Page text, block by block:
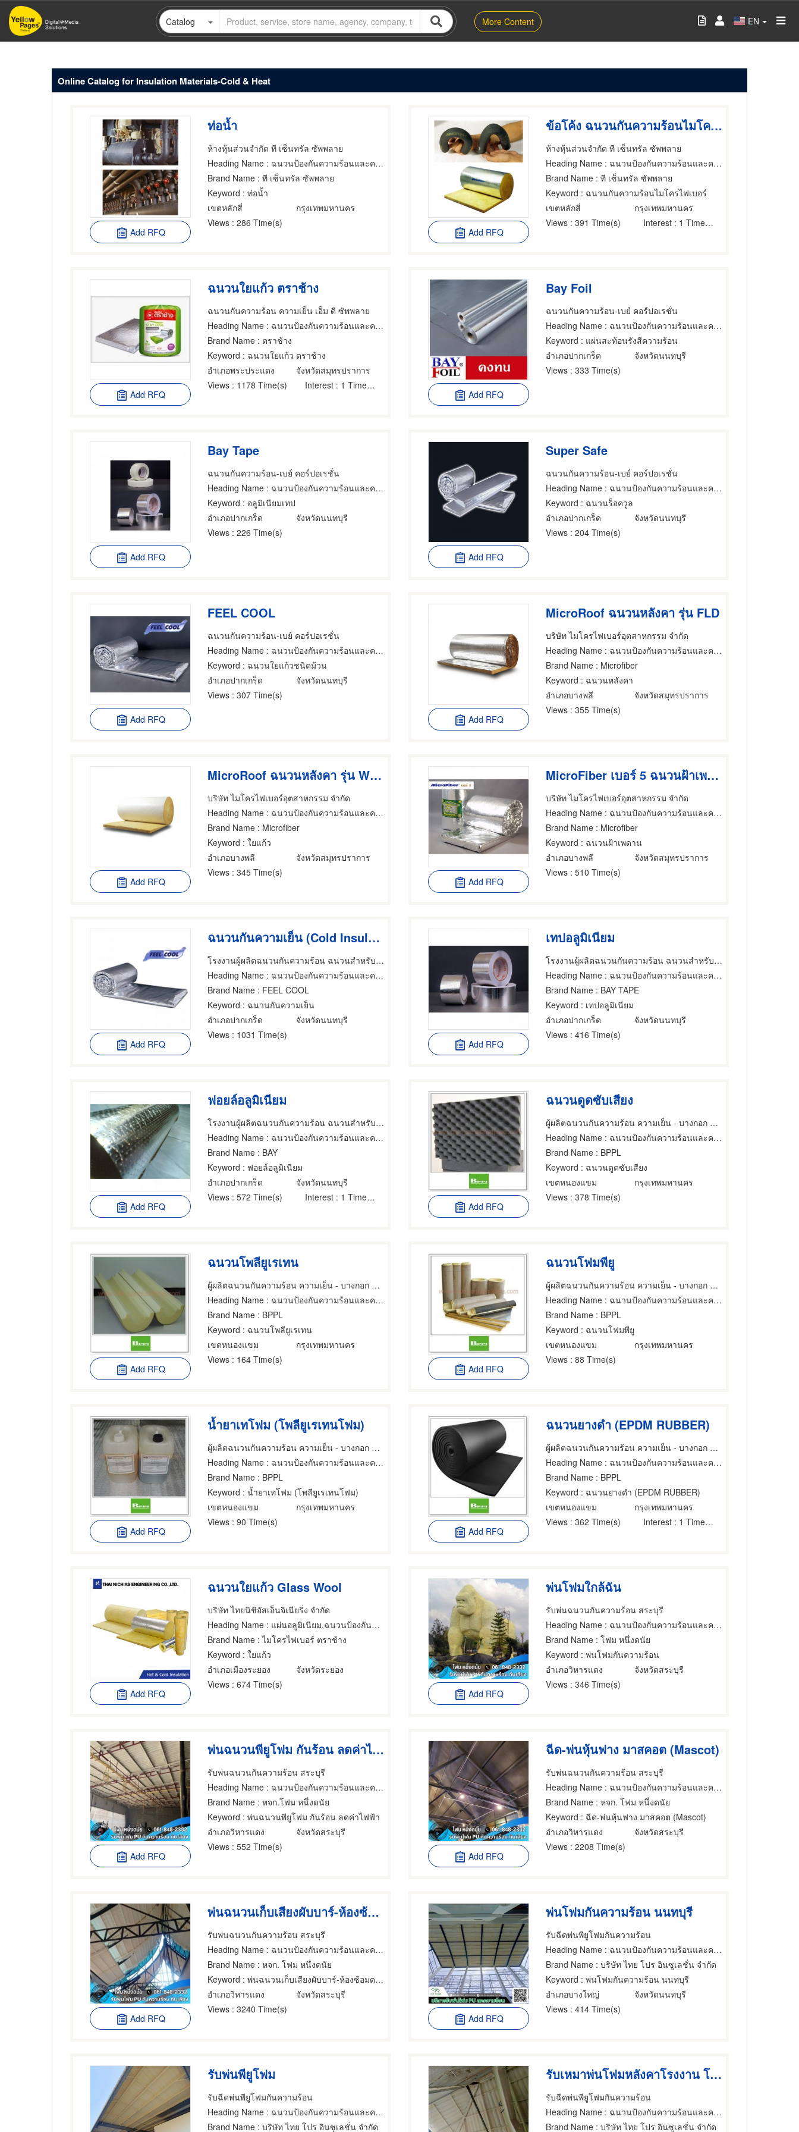
Skip
main
Catalog More Content EN
Online Catalog for Insulation Materials-Cold & Heat
Add RFQ
ท่อน้ำ
ห้างหุ้นส่วนจำกัด ที เซ็นทรัล ซัพพลาย
Heading Name : ฉนวนป้องกันความร้อนและความเย็น
Brand Name : ที เซ็นทรัล ซัพพลาย
Keyword : ท่อน้ำ
เขตหลักสี่
กรุงเทพมหานคร
Views : 286 Time(s)
Add RFQ
ข้อโค้ง ฉนวนกันความร้อนไมโครไฟเบอร์
ห้างหุ้นส่วนจำกัด ที เซ็นทรัล ซัพพลาย
Heading Name : ฉนวนป้องกันความร้อนและความเย็น
Brand Name : ที เซ็นทรัล ซัพพลาย
Keyword : ฉนวนกันความร้อนไมโครไฟเบอร์
เขตหลักสี่
กรุงเทพมหานคร
Views : 391 Time(s) Interest : 1 Time(s)
Add RFQ
ฉนวนใยแก้ว ตราช้าง
ฉนวนกันความร้อน ความเย็น เอ็ม ดี ซัพพลาย
Heading Name : ฉนวนป้องกันความร้อนและความเย็น
Brand Name : ตราช้าง
Keyword : ฉนวนใยแก้ว ตราช้าง
อำเภอพระประแดง
จังหวัดสมุทรปราการ
Views : 1178 Time(s) Interest : 1 Time(s)
Add RFQ
Bay Foil
ฉนวนกันความร้อน-เบย์ คอร์ปอเรชั่น
Heading Name : ฉนวนป้องกันความร้อนและความเย็น
Keyword : แผ่นสะท้อนรังสีความร้อน
อำเภอปากเกร็ด
จังหวัดนนทบุรี
Views : 333 Time(s)
Add RFQ
Bay Tape
ฉนวนกันความร้อน-เบย์ คอร์ปอเรชั่น
Heading Name : ฉนวนป้องกันความร้อนและความเย็น
Keyword : อลูมิเนียมเทป
อำเภอปากเกร็ด
จังหวัดนนทบุรี
Views : 226 Time(s)
Add RFQ
Super Safe
ฉนวนกันความร้อน-เบย์ คอร์ปอเรชั่น
Heading Name : ฉนวนป้องกันความร้อนและความเย็น
Keyword : ฉนวนร็อควูล
อำเภอปากเกร็ด
จังหวัดนนทบุรี
Views : 204 Time(s)
Add RFQ
FEEL COOL
ฉนวนกันความร้อน-เบย์ คอร์ปอเรชั่น
Heading Name : ฉนวนป้องกันความร้อนและความเย็น
Keyword : ฉนวนใยแก้วชนิดม้วน
อำเภอปากเกร็ด
จังหวัดนนทบุรี
Views : 307 Time(s)
Add RFQ
MicroRoof ฉนวนหลังคา รุ่น FLD
บริษัท ไมโครไฟเบอร์อุตสาหกรรม จำกัด
Heading Name : ฉนวนป้องกันความร้อนและความเย็น
Brand Name : Microfiber
Keyword : ฉนวนหลังคา
อำเภอบางพลี
จังหวัดสมุทรปราการ
Views : 355 Time(s)
Add RFQ
MicroRoof ฉนวนหลังคา รุ่น WMP
บริษัท ไมโครไฟเบอร์อุตสาหกรรม จำกัด
Heading Name : ฉนวนป้องกันความร้อนและความเย็น
Brand Name : Microfiber
Keyword : ใยแก้ว
อำเภอบางพลี
จังหวัดสมุทรปราการ
Views : 345 Time(s)
Add RFQ
MicroFiber เบอร์ 5 ฉนวนฝ้าเพดาน
บริษัท ไมโครไฟเบอร์อุตสาหกรรม จำกัด
Heading Name : ฉนวนป้องกันความร้อนและความเย็น
Brand Name : Microfiber
Keyword : ฉนวนฝ้าเพดาน
อำเภอบางพลี
จังหวัดสมุทรปราการ
Views : 510 Time(s)
Add RFQ
ฉนวนกันความเย็น (Cold Insulation) FEEL COOL
โรงงานผู้ผลิตฉนวนกันความร้อน ฉนวนสำหรับอุตสาหกรรม บริษัท เบย์ คอร์ปอเรชั่น จำกัด
Heading Name : ฉนวนป้องกันความร้อนและความเย็น,ผู้ผลิตและออกแบบติดตั้งห้องเย็น,ห้องเย็นสำเร็จรูปและอุปกรณ์
Brand Name : FEEL COOL
Keyword : ฉนวนกันความเย็น
อำเภอปากเกร็ด
จังหวัดนนทบุรี
Views : 1031 Time(s)
Add RFQ
เทปอลูมิเนียม
โรงงานผู้ผลิตฉนวนกันความร้อน ฉนวนสำหรับอุตสาหกรรม บริษัท เบย์ คอร์ปอเรชั่น จำกัด
Heading Name : ฉนวนป้องกันความร้อนและความเย็น,ผู้ผลิตและออกแบบติดตั้งห้องเย็น,ห้องเย็นสำเร็จรูปและอุปกรณ์
Brand Name : BAY TAPE
Keyword : เทปอลูมิเนียม
อำเภอปากเกร็ด
จังหวัดนนทบุรี
Views : 416 Time(s)
Add RFQ
ฟอยล์อลูมิเนียม
โรงงานผู้ผลิตฉนวนกันความร้อน ฉนวนสำหรับอุตสาหกรรม บริษัท เบย์ คอร์ปอเรชั่น จำกัด
Heading Name : ฉนวนป้องกันความร้อนและความเย็น,ผู้ผลิตและออกแบบติดตั้งห้องเย็น,ห้องเย็นสำเร็จรูปและอุปกรณ์
Brand Name : BAY
Keyword : ฟอยล์อลูมิเนียม
อำเภอปากเกร็ด
จังหวัดนนทบุรี
Views : 572 Time(s) Interest : 1 Time(s)
Add RFQ
ฉนวนดูดซับเสียง
ผู้ผลิตฉนวนกันความร้อน ความเย็น - บางกอก พาเนล
Heading Name : ฉนวนป้องกันความร้อนและความเย็น
Brand Name : BPPL
Keyword : ฉนวนดูดซับเสียง
เขตหนองแขม
กรุงเทพมหานคร
Views : 378 Time(s)
Add RFQ
ฉนวนโพลียูเรเทน
ผู้ผลิตฉนวนกันความร้อน ความเย็น - บางกอก พาเนล
Heading Name : ฉนวนป้องกันความร้อนและความเย็น
Brand Name : BPPL
Keyword : ฉนวนโพลียูเรเทน
เขตหนองแขม
กรุงเทพมหานคร
Views : 164 Time(s)
Add RFQ
ฉนวนโฟมพียู
ผู้ผลิตฉนวนกันความร้อน ความเย็น - บางกอก พาเนล
Heading Name : ฉนวนป้องกันความร้อนและความเย็น
Brand Name : BPPL
Keyword : ฉนวนโฟมพียู
เขตหนองแขม
กรุงเทพมหานคร
Views : 88 Time(s)
Add RFQ
น้ำยาเทโฟม (โพลียูเรเทนโฟม)
ผู้ผลิตฉนวนกันความร้อน ความเย็น - บางกอก พาเนล
Heading Name : ฉนวนป้องกันความร้อนและความเย็น
Brand Name : BPPL
Keyword : น้ำยาเทโฟม (โพลียูเรเทนโฟม)
เขตหนองแขม
กรุงเทพมหานคร
Views : 90 Time(s)
Add RFQ
ฉนวนยางดำ (EPDM RUBBER)
ผู้ผลิตฉนวนกันความร้อน ความเย็น - บางกอก พาเนล
Heading Name : ฉนวนป้องกันความร้อนและความเย็น
Brand Name : BPPL
Keyword : ฉนวนยางดำ (EPDM RUBBER)
เขตหนองแขม
กรุงเทพมหานคร
Views : 362 Time(s) Interest : 1 Time(s)
Add RFQ
ฉนวนใยแก้ว Glass Wool
บริษัท ไทยนิชิอัสเอ็นจิเนียริ่ง จำกัด
Heading Name : แผ่นอลูมิเนียม,ฉนวนป้องกันความร้อนและความเย็น
Brand Name : ไมโครไฟเบอร์ ตราช้าง
Keyword : ใยแก้ว
อำเภอเมืองระยอง
จังหวัดระยอง
Views : 674 Time(s)
Add RFQ
พ่นโฟมใกล้ฉัน
รับพ่นฉนวนกันความร้อน สระบุรี
Heading Name : ฉนวนป้องกันความร้อนและความเย็น
Brand Name : โฟม หนึ่งดนัย
Keyword : พ่นโฟมกันความร้อน
อำเภอวิหารแดง
จังหวัดสระบุรี
Views : 346 Time(s)
Add RFQ
พ่นฉนวนพียูโฟม กันร้อน ลดค่าไฟฟ้า
รับพ่นฉนวนกันความร้อน สระบุรี
Heading Name : ฉนวนป้องกันความร้อนและความเย็น,ฉนวนป้องกันความร้อนและความเย็น,ผู้รับเหมาติดตั้ง สำหรับบ้านและอาคารฉนวน
Brand Name : หจก.โฟม หนึ่งดนัย
Keyword : พ่นฉนวนพียูโฟม กันร้อน ลดค่าไฟฟ้า
อำเภอวิหารแดง
จังหวัดสระบุรี
Views : 552 Time(s)
Add RFQ
ฉีด-พ่นหุ้นฟาง มาสคอต (Mascot)
รับพ่นฉนวนกันความร้อน สระบุรี
Heading Name : ฉนวนป้องกันความร้อนและความเย็น,ฉนวนป้องกันความร้อนและความเย็น,ผู้รับเหมาติดตั้ง สำหรับบ้านและอาคารฉนวน
Brand Name : หจก. โฟม หนึ่งดนัย
Keyword : ฉีด-พ่นหุ้นฟาง มาสคอต (Mascot)
อำเภอวิหารแดง
จังหวัดสระบุรี
Views : 2208 Time(s)
Add RFQ
พ่นฉนวนเก็บเสียงผับบาร์-ห้องซ้อมดนตรี
รับพ่นฉนวนกันความร้อน สระบุรี
Heading Name : ฉนวนป้องกันความร้อนและความเย็น,ฉนวนป้องกันความร้อนและความเย็น,ผู้รับเหมาติดตั้ง สำหรับบ้านและอาคารฉนวน
Brand Name : หจก. โฟม หนึ่งดนัย
Keyword : พ่นฉนวนเก็บเสียงผับบาร์-ห้องซ้อมดนตรี
อำเภอวิหารแดง
จังหวัดสระบุรี
Views : 3240 Time(s)
Add RFQ
พ่นโฟมกันความร้อน นนทบุรี
รับฉีดพ่นพียูโฟมกันความร้อน
Heading Name : ฉนวนป้องกันความร้อนและความเย็น
Brand Name : บริษัท ไทย โปร อินซูเลชั่น จำกัด
Keyword : พ่นโฟมกันความร้อน นนทบุรี
อำเภอบางใหญ่
จังหวัดนนทบุรี
Views : 414 Time(s)
รับพ่นพียูโฟม
รับฉีดพ่นพียูโฟมกันความร้อน
Heading Name : ฉนวนป้องกันความร้อนและความเย็น
Brand Name : บริษัท ไทย โปร อินซูเลชั่น จำกัด
รับเหมาพ่นโฟมหลังคาโรงงาน โกดัง
รับฉีดพ่นพียูโฟมกันความร้อน
Heading Name : ฉนวนป้องกันความร้อนและความเย็น
Brand Name : บริษัท ไทย โปร อินซูเลชั่น จำกัด